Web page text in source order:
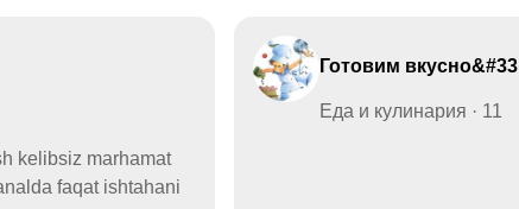
kelibsiz marhamat
faqat ishtahani
Готовим вкусно&#33
Еда и кулинария · 11